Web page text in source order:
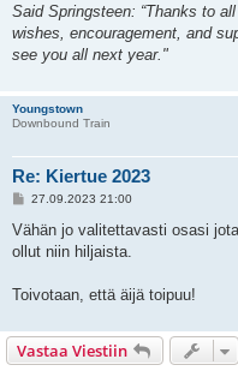
Said Springsteen: “Thanks to
wishes, encouragement, and
see you all next year."
Youngstown
Downbound Train
Re: Kiertue 2023
V
e
t
27.09.2023 21:00
Vähän jo valitettavasti osasi
ollut niin hiljaista.
Toivotaan, että äijä toipuu!
Vastaa Viestiin